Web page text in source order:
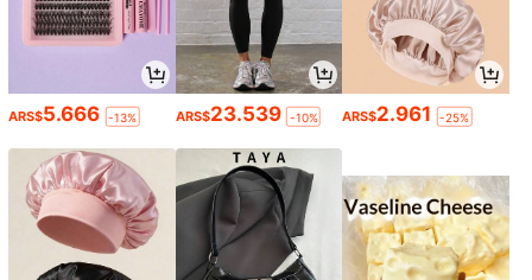
ARS$5.666 -13% ARS$23.539 -10% ARS$2.961 -25%